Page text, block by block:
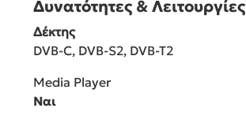
Δυνατότητες & Λειτουργίες
Δέκτης
DVB-C, DVB-S2, DVB-T2
Media Player
Ναι